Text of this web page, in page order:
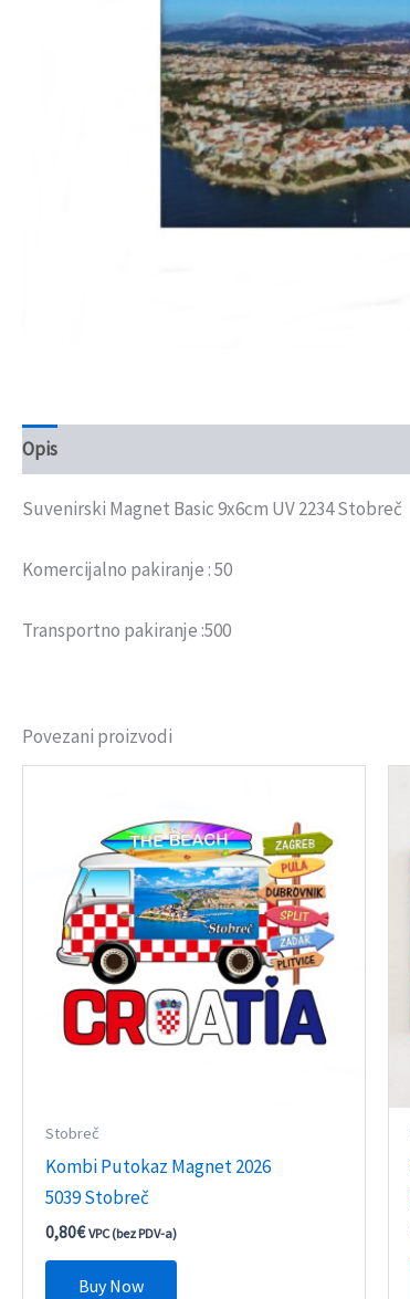
Opis
Suvenirski Magnet Basic 9x6cm UV 2234 Stobreč
Komercijalno pakiranje : 50
Transportno pakiranje :500
Povezani proizvodi
Stobreč
Kombi Putokaz Magnet 2026
5039 Stobreč
0,80€ VPC (bez PDV-a)
Buy Now